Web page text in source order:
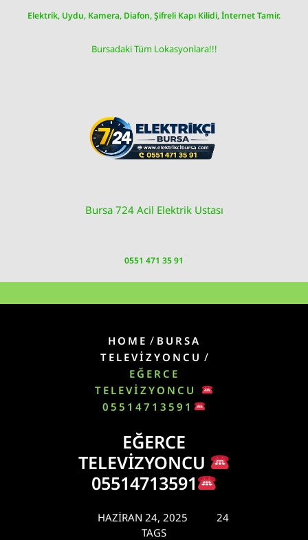
Elektrik, Uydu, Kamera, Diafon, Şifreli Kapı Kilidi, İnternet Tamir.
Bursadaki Tüm Lokasyonlara!!!
Bursa 724 Acil Elektrik Ustası
0551 471 35 91
HOME / BURSA
TELEVIZYONCU /
EĞERCE
TELEVIZYONCU
05514713591
EĞERCE
TELEVIZYONCU
05514713591
HAZIRAN 24, 2025
24
TAGS